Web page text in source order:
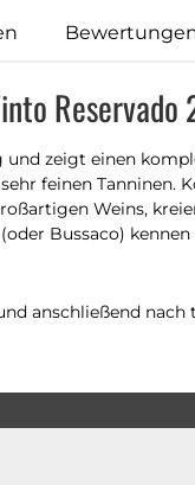
Reservado
und zeigt einen
feinen Tanninen.
Weins,
Bussaco) kennen
anschließend